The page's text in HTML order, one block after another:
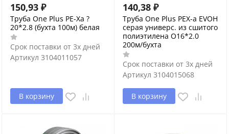
150,93 ₽
Труба One Plus PE-Xa ?
20*2.8 (бухта 100м) белая
Срок поставки от 3х дней
Артикул 3104011057
В корзину
140,38 ₽
Труба One Plus PEX-a EVOH
серая универс. из сшитого
полиэтилена O16*2.0
200м/бухта
Срок поставки от 3х дней
Артикул 3104015068
В корзину